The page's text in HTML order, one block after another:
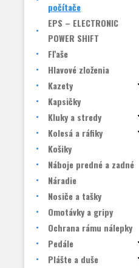
počítače
EPS – ELECTRONIC
POWER SHIFT
Fľaše
Hlavové zloženia
Kazety
Kapsičky
Kluky a stredy
Kolesá a ráfiky
Košiky
Náboje predné a zadné
Náradie
Nosiče a tašky
Omotávky a gripy
Ochrana rámu nálepky
Pedále
Plášte a duše